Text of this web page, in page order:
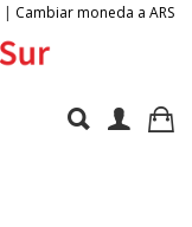
| Cambiar moneda a ARS